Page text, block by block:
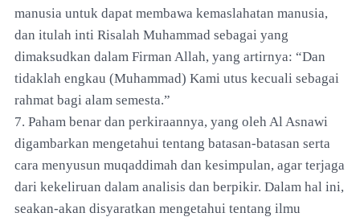
manusia untuk dapat membawa kemaslahatan manusia,
dan itulah inti Risalah Muhammad sebagai yang
dimaksudkan dalam Firman Allah, yang artirnya: “Dan
tidaklah engkau (Muhammad) Kami utus kecuali sebagai
rahmat bagi alam semesta.”
7. Paham benar dan perkiraannya, yang oleh Al Asnawi
digambarkan mengetahui tentang batasan-batasan serta
cara menyusun muqaddimah dan kesimpulan, agar terjaga
dari kekeliruan dalam analisis dan berpikir. Dalam hal ini,
seakan-akan disyaratkan mengetahui tentang ilmu